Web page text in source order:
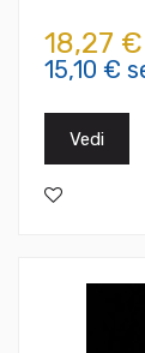
18,27
15,10 €
Vedi